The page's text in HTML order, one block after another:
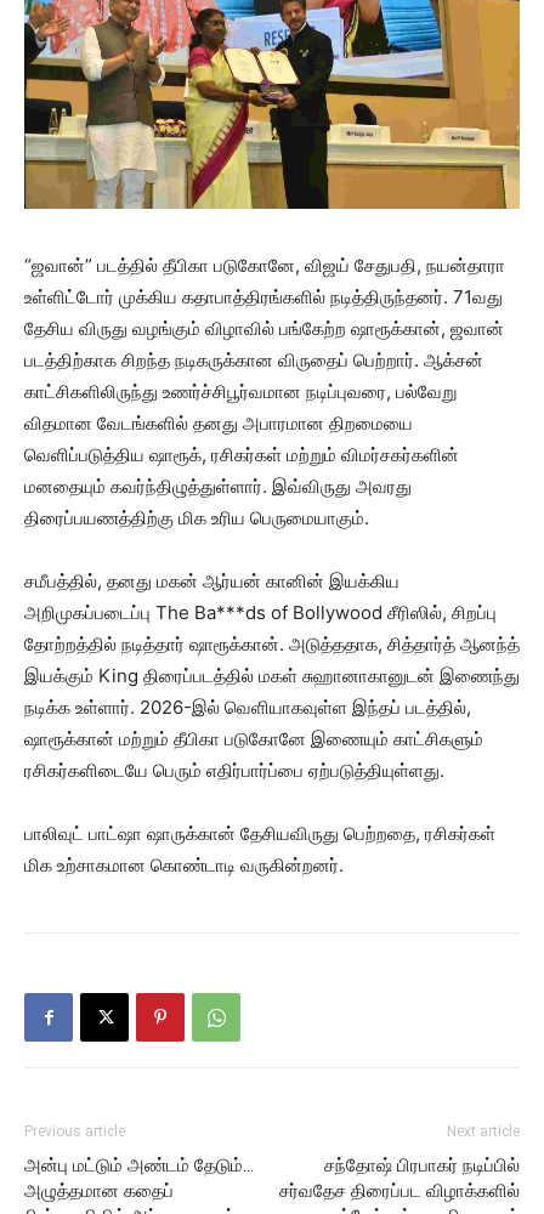
“ஜவான்” படத்தில் தீபிகா படுகோனே, விஜய் சேதுபதி, நயன்தாரா
உள்ளிட்டோர் முக்கிய கதாபாத்திரங்களில் நடித்திருந்தனர். 71வது
தேசிய விருது வழங்கும் விழாவில் பங்கேற்ற ஷாரூக்கான், ஜவான்
படத்திற்காக சிறந்த நடிகருக்கான விருதைப் பெற்றார். ஆக்சன்
காட்சிகளிலிருந்து உணர்ச்சிபூர்வமான நடிப்புவரை, பல்வேறு
விதமான வேடங்களில் தனது அபாரமான திறமையை
வெளிப்படுத்திய ஷாரூக், ரசிகர்கள் மற்றும் விமர்சகர்களின்
மனதையும் கவர்ந்திழுத்துள்ளார். இவ்விருது அவரது
திரைப்பயணத்திற்கு மிக உரிய பெருமையாகும்.
சமீபத்தில், தனது மகன் ஆர்யன் கானின் இயக்கிய
அறிமுகப்படைப்பு The Ba***ds of Bollywood சீரிஸில், சிறப்பு
தோற்றத்தில் நடித்தார் ஷாரூக்கான். அடுத்ததாக, சித்தார்த் ஆனந்த்
இயக்கும் King திரைப்படத்தில் மகள் சுஹானாகானுடன் இணைந்து
நடிக்க உள்ளார். 2026-இல் வெளியாகவுள்ள இந்தப் படத்தில்,
ஷாரூக்கான் மற்றும் தீபிகா படுகோனே இணையும் காட்சிகளும்
ரசிகர்களிடையே பெரும் எதிர்பார்ப்பை ஏற்படுத்தியுள்ளது.
பாலிவுட் பாட்ஷா ஷாருக்கான் தேசியவிருது பெற்றதை, ரசிகர்கள்
மிக உற்சாகமான கொண்டாடி வருகின்றனர்.
Previous article
அன்பு மட்டும் அண்டம் தேடும்…
அழுத்தமான கதைப்
Next article
சந்தோஷ் பிரபாகர் நடிப்பில்
சர்வதேச திரைப்பட விழாக்களில்